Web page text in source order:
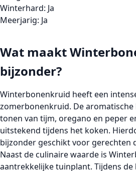
Winterhard: Ja
Meerjarig: Ja
Wat maakt
bijzonder?
Winterbonenkruid heeft een
zomerbonenkruid. De
tonen van tijm, oregano en peper
uitstekend tijdens het koken.
bijzonder geschikt voor gerechten
Naast de culinaire waarde is
aantrekkelijke tuinplant. Tijdens de